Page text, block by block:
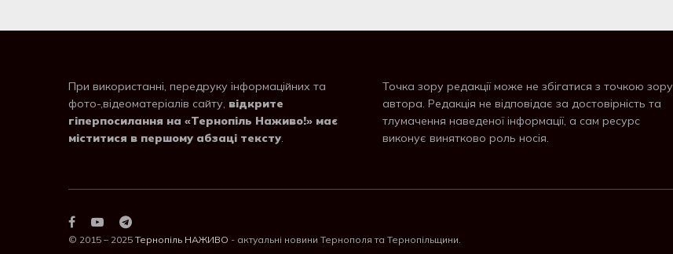
При використанні, передруку інформаційних та
фото-,відеоматеріалів сайту, відкрите
гіперпосилання на «Тернопіль Наживо!» має
міститися в першому абзаці тексту
Точка зору редакції може не збігатися з точкою зору
автора. Редакція не відповідає за достовірність та
тлумачення наведеної інформації, а сам ресурс
виконує винятково роль носія.
© 2015 – 2025 Тернопіль НАЖИВО - актуальні новини Тернополя та Тернопільщини.